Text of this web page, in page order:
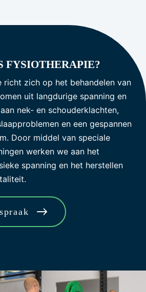
FYSIOTHERAPIE?
richt zich op het behandelen van
uit langdurige spanning en
nek- en schouderklachten,
en een gespannen
Door middel van speciale
werken we aan het
spanning en het herstellen